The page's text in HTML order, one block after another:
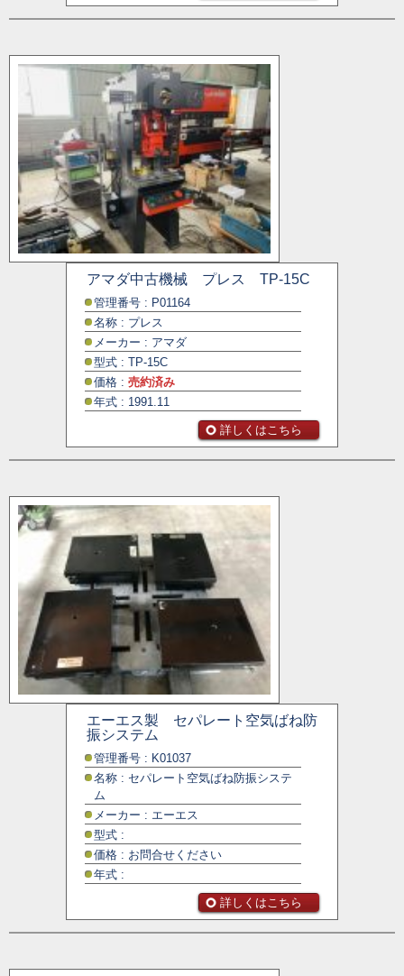
アマダ中古機械 プレス TP-15C
管理番号 : P01164
名称 : プレス
メーカー : アマダ
型式 : TP-15C
価格 : 売約済み
年式 : 1991.11
詳しくはこちら
エーエス製 セパレート空気ばね防
振システム
管理番号 : K01037
名称 : セパレート空気ばね防振システ
ム
メーカー : エーエス
型式 :
価格 : お問合せください
年式 :
詳しくはこちら